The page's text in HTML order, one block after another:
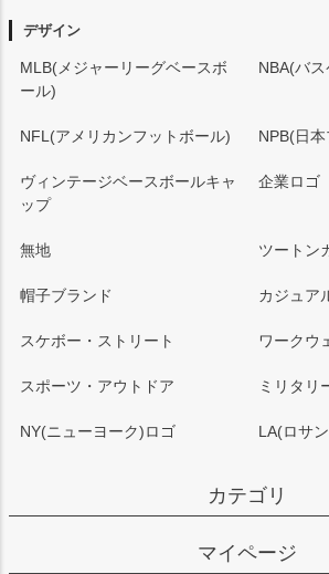
デザイン
MLB(メジャーリーグベースボ
ール)
NBA(バ
NFL(アメリカンフットボール) NPB(日
ヴィンテージベースボールキャ
ップ
企業ロゴ
無地 ツートン
帽子ブランド カジュア
スケボー・ストリート ワークウ
スポーツ・アウトドア ミリタリ
NY(ニューヨーク)ロゴ LA(ロサ
カテゴリ
マイページ